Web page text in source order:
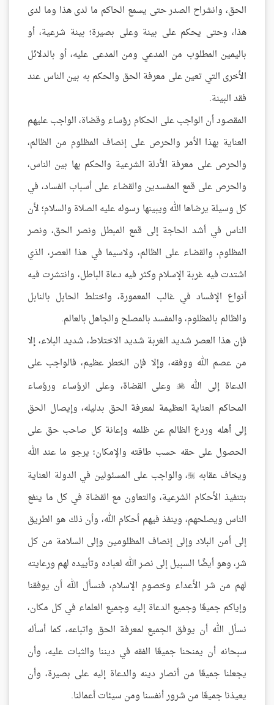
الحق، وانشراح الصدر حتى يسمع الحاكم ما لدى هذا وما لدى
هذا، وحتى يحكم على بينة وعلى بصيرة؛ بينة شرعية، أو
باليمين المطلوب من المدعي ومن المدعى عليه، أو بالدلائل
الأخرى التي تعين على معرفة الحق والحكم به بين الناس عند
فقد البينة.
المقصود أن الواجب على الحكام رؤساء وقضاة، الواجب عليهم
العناية بهذا الأمر والحرص على إنصاف المظلوم من الظالم،
والحرص على معرفة الأدلة الشرعية والحكم بها بين الناس،
والحرص على قمع المفسدين والقضاء على أسباب الفساد، في
كل وسيلة يرضاها الله ويبينها رسوله عليه الصلاة والسلام؛ لأن
الناس في أشد الحاجة إلى قمع المبطل ونصر الحق، ونصر
المظلوم، والقضاء على الظالم، ولاسيما في هذا العصر، الذي
اشتدت فيه غربة الإسلام وكثر فيه دعاة الباطل، وانتشرت فيه
أنواع الإفساد في غالب المعمورة، واختلط الحابل بالنابل
والظالم بالمظلوم، والمفسد بالمصلح والجاهل بالعالم.
فإن هذا العصر شديد الغربة شديد الاختلاط، شديد البلاء، إلا
من عصم الله ووفقه، وإلا فإن الخطر عظيم، فالواجب على
الدعاة إلى الله
وعلى القضاة، وعلى الرؤساء ورؤساء
المحاكم العناية العظيمة لمعرفة الحق بدليله، وإيصال الحق
إلى أهله وردع الظالم عن ظلمه وإعانة كل صاحب حق على
الحصول على حقه حسب طاقته والإمكان؛ يرجو ما عند الله
ويخاف عقابه ، والواجب على المسئولين في الدولة العناية
بتنفيذ الأحكام الشرعية، والتعاون مع القضاة في كل ما ينفع
الناس ويصلحهم، وينفذ فيهم أحكام الله، وأن ذلك هو الطريق
إلى أمن البلاد وإلى إنصاف المظلومين وإلى السلامة من كل
شر، وهو أيضًا السبيل إلى نصر الله لعباده وتأييده لهم ورعايته
لهم من شر الأعداء وخصوم الإسلام، فنسأل الله أن يوفقنا
وإياكم جميعًا وجميع الدعاة إليه وجميع العلماء في كل مكان،
نسأل الله أن يوفق الجميع لمعرفة الحق واتباعه، كما أسأله
سبحانه أن يمنحنا جميعًا الفقه في ديننا والثبات عليه، وأن
يجعلنا جميعًا من أنصار دينه والدعاة إليه على بصيرة، وأن
يعيذنا جميعًا من شرور أنفسنا ومن سيئات أعمالنا.